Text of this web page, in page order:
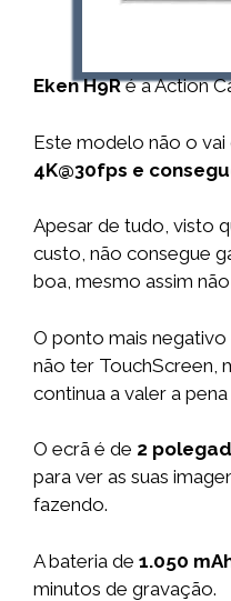
Eken H9Ré a Action
Este modelo não o
4K@30fps e
Apesar de tudo, visto
custo, não consegue
boa, mesmo assim
O ponto mais
não ter TouchScreen,
continua a valer a
O ecrã é de 2
para ver as suas
fazendo.
A bateria de 1.050
minutos de gravação.